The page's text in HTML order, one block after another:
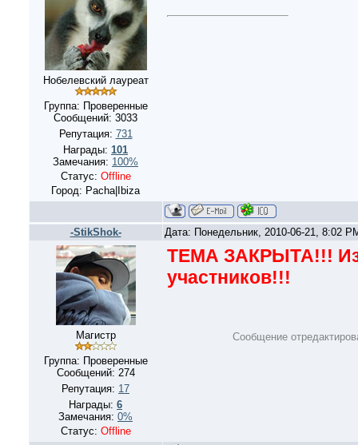
Нобелевский лауреат
Группа: Проверенные
Сообщений: 3033
Репутация: 731
Награды: 101
Замечания: 100%
Статус: Offline
Город: Pacha|Ibiza
-StikShok- Дата: Понедельник, 2010-06-21, 8:02
Магистр
Группа: Проверенные
Сообщений: 274
Репутация: 17
Награды: 6
Замечания: 0%
Статус: Offline
ТЕМА ЗАКРЫТА!!! Из-
участников!!!
Сообщение